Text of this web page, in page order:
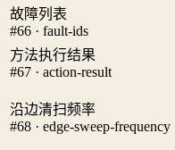
故障列表
#66 · fault-ids
方法执行结果
#67 · action-result
沿边清扫频率
#68 · edge-sweep-frequency